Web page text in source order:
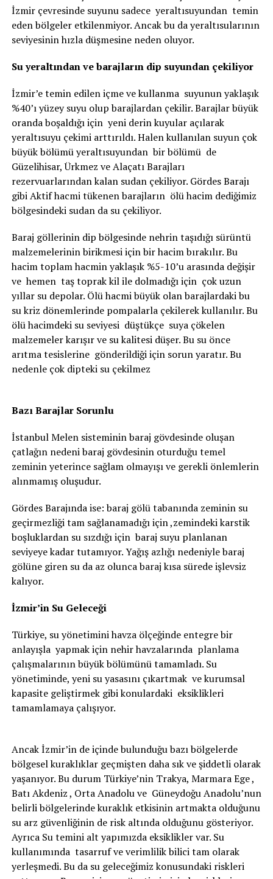
İzmir çevresinde suyunu sadece yeraltısuyundan temin
eden bölgeler etkilenmiyor. Ancak bu da yeraltısularının
seviyesinin hızla düşmesine neden oluyor.
Su yeraltından ve barajların dip suyundan çekiliyor
İzmir’e temin edilen içme ve kullanma suyunun yaklaşık
%40’ı yüzey suyu olup barajlardan çekilir. Barajlar büyük
oranda boşaldığı için yeni derin kuyular açılarak
yeraltısuyu çekimi arttırıldı. Halen kullanılan suyun çok
büyük bölümü yeraltısuyundan bir bölümü de
Güzelihisar, Ürkmez ve Alaçatı Barajları
rezervuarlarından kalan sudan çekiliyor. Gördes Barajı
gibi Aktif hacmi tükenen barajların ölü hacim dediğimiz
bölgesindeki sudan da su çekiliyor.
Baraj göllerinin dip bölgesinde nehrin taşıdığı sürüntü
malzemelerinin birikmesi için bir hacim bırakılır. Bu
hacim toplam hacmin yaklaşık %5-10’u arasında değişir
ve hemen taş toprak kil ile dolmadığı için çok uzun
yıllar su depolar. Ölü hacmi büyük olan barajlardaki bu
su kriz dönemlerinde pompalarla çekilerek kullanılır. Bu
ölü hacimdeki su seviyesi düştükçe suya çökelen
malzemeler karışır ve su kalitesi düşer. Bu su önce
arıtma tesislerine gönderildiği için sorun yaratır. Bu
nedenle çok dipteki su çekilmez
Bazı Barajlar Sorunlu
İstanbul Melen sisteminin baraj gövdesinde oluşan
çatlağın nedeni baraj gövdesinin oturduğu temel
zeminin yeterince sağlam olmayışı ve gerekli önlemlerin
alınmamış oluşudur.
Gördes Barajında ise: baraj gölü tabanında zeminin su
geçirmezliği tam sağlanamadığı için ,zemindeki karstik
boşluklardan su sızdığı için baraj suyu planlanan
seviyeye kadar tutamıyor. Yağış azlığı nedeniyle baraj
gölüne giren su da az olunca baraj kısa sürede işlevsiz
kalıyor.
İzmir’in Su Geleceği
Türkiye, su yönetimini havza ölçeğinde entegre bir
anlayışla yapmak için nehir havzalarında planlama
çalışmalarının büyük bölümünü tamamladı. Su
yönetiminde, yeni su yasasını çıkartmak ve kurumsal
kapasite geliştirmek gibi konulardaki eksiklikleri
tamamlamaya çalışıyor.
Ancak İzmir’in de içinde bulunduğu bazı bölgelerde
bölgesel kuraklıklar geçmişten daha sık ve şiddetli olarak
yaşanıyor. Bu durum Türkiye’nin Trakya, Marmara Ege ,
Batı Akdeniz , Orta Anadolu ve Güneydoğu Anadolu’nun
belirli bölgelerinde kuraklık etkisinin artmakta olduğunu
su arz güvenliğinin de risk altında olduğunu gösteriyor.
Ayrıca Su temini alt yapımızda eksiklikler var. Su
kullanımında tasarruf ve verimlilik bilici tam olarak
yerleşmedi. Bu da su geleceğimiz konusundaki riskleri